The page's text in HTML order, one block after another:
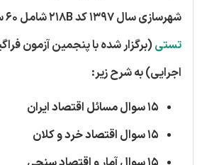
شهرسازی سال 1397 کد 218B شامل 60 سوال
تستی(برگزار شده با پنجمین آزمون
اجرایی) به شرح زیر:
15 سوال مسائل اقتصاد ایران
15 سوال اقتصاد خرد و کلان